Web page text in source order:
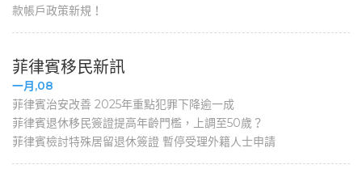
款帳戶政策新規！
菲律賓移民新訊
一月,08
菲律賓治安改善 2025年重點犯罪下降逾一成
菲律賓退休移民簽證提高年齡門檻，上調至50歲？
菲律賓檢討特殊居留退休簽證 暫停受理外籍人士申請